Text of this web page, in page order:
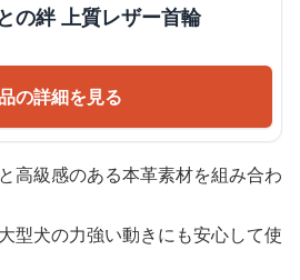
首輪 愛犬との絆 上質レザー首輪
の詳細を見る
高級感のある本革素材を組み合わ
型犬の力強い動きにも安心して使